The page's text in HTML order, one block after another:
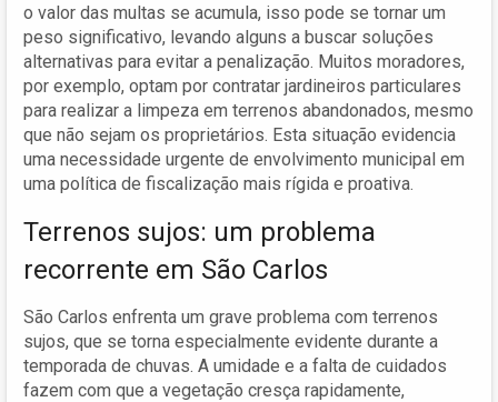
o valor das multas se acumula, isso pode se tornar um
peso significativo, levando alguns a buscar soluções
alternativas para evitar a penalização. Muitos moradores,
por exemplo, optam por contratar jardineiros particulares
para realizar a limpeza em terrenos abandonados, mesmo
que não sejam os proprietários. Esta situação evidencia
uma necessidade urgente de envolvimento municipal em
uma política de fiscalização mais rígida e proativa.
Terrenos sujos: um problema
recorrente em São Carlos
São Carlos enfrenta um grave problema com terrenos
sujos, que se torna especialmente evidente durante a
temporada de chuvas. A umidade e a falta de cuidados
fazem com que a vegetação cresça rapidamente,